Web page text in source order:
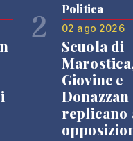
2 Politica
02 ago 2026
Scuola di
Giovine e
Donazzan
replicano